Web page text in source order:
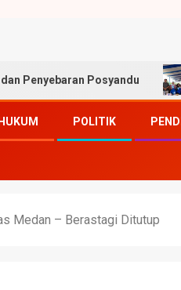
Muslim
HUKUM POLITIK
Medan – Berastagi Ditutup